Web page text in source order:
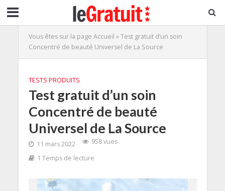
Vous êtes sur la page Accueil »Test gratuit d’un soin
Concentré de beauté Universel de La Source
TESTS PRODUITS
Test gratuit d’un soin
Concentré de beauté
Universel de La Source
11 mars 2022
958 vues
1 Temps de lecture